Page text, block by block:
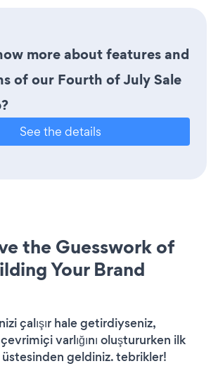
more about features and
of our Fourth of July Sale
See the details
the Guesswork of
Your Brand
çalışır hale getirdiyseniz,
varlığını oluştururken ilk
geldiniz. tebrikler!